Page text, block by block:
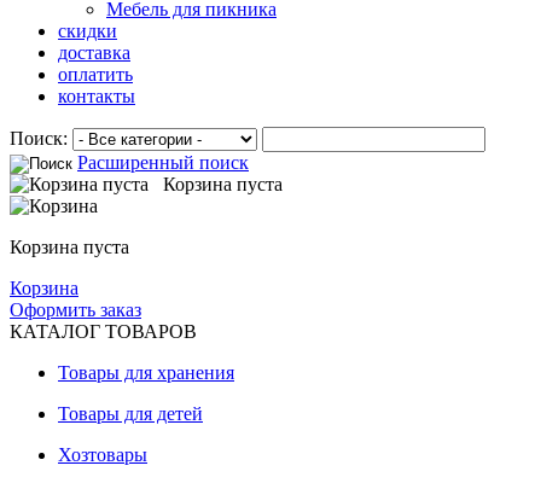
Мебель для пикника
скидки
доставка
оплатить
контакты
Поиск:
Расширенный поиск
Корзина пуста
Корзина пуста
Корзина
Оформить заказ
КАТАЛОГ ТОВАРОВ
Товары для хранения
Товары для детей
Хозтовары